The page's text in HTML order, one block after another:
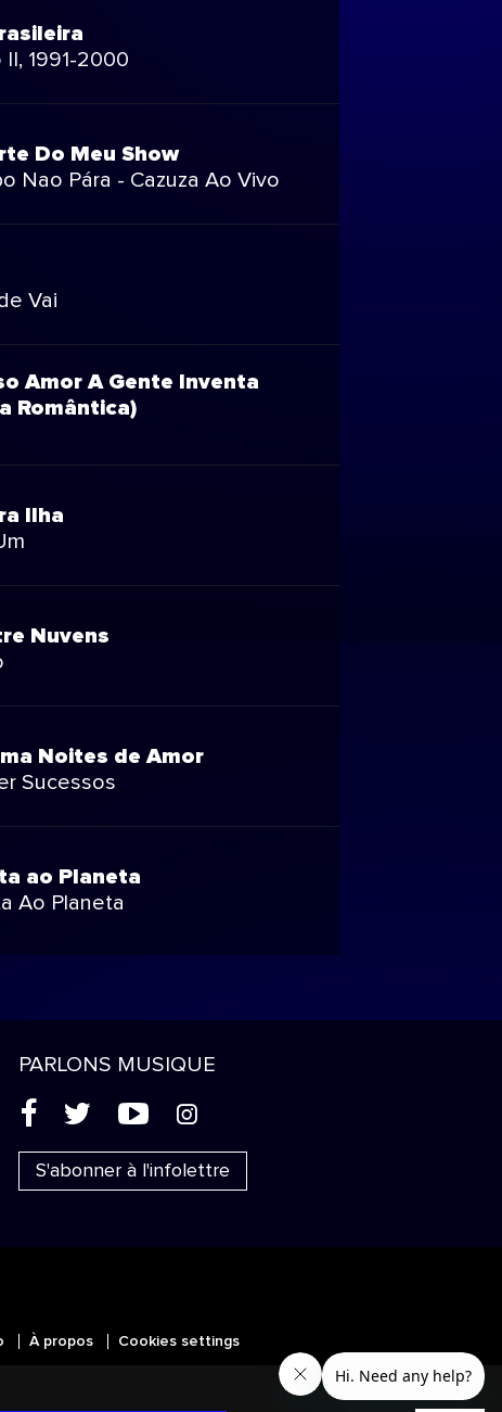
1991-2000
Do Meu Show
Nao Pára - Cazuza Ao Vivo
Vai
Amor A Gente Inventa
Romântica)
Ilha
Nuvens
Noites de Amor
Sucessos
ao Planeta
Ao Planeta
PARLONS MUSIQUE
( ' + &
S'abonner à l'infolettre
À propos Cookies settings
et les autres marques et